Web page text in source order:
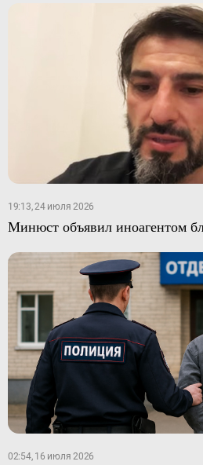
19:13, 24 июля 2026
Минюст объявил иноагентом
02:54, 16 июля 2026